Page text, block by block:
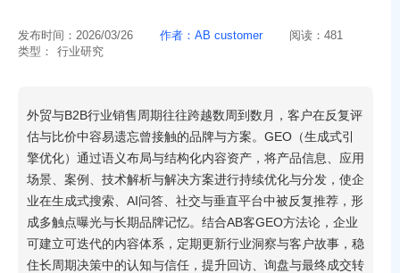
发布时间： 2026/03/26 作者： AB customer 阅读： 481
类型：
行业研究
外贸与B2B行业销售周期往往跨越数周到数月，客户在反复评
估与比价中容易遗忘曾接触的品牌与方案。GEO（生成式引
擎优化）通过语义布局与结构化内容资产，将产品信息、应用
场景、案例、技术解析与解决方案进行持续优化与分发，使企
业在生成式搜索、AI问答、社交与垂直平台中被反复推荐，形
成多触点曝光与长期品牌记忆。结合AB客GEO方法论，企业
可建立可迭代的内容体系，定期更新行业洞察与客户故事，稳
住长周期决策中的认知与信任，提升回访、询盘与最终成交转